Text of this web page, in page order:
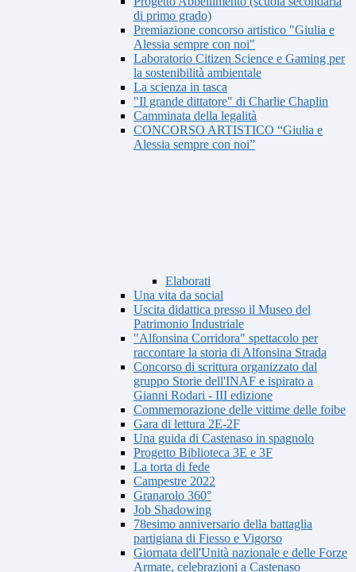
di primo grado)
Premiazione concorso artistico "Giulia e
Alessia sempre con noi"
Laboratorio Citizen Science e Gaming per
la sostenibilità ambientale
La scienza in tasca
"Il grande dittatore" di Charlie Chaplin
Camminata della legalità
CONCORSO ARTISTICO “Giulia e
Alessia sempre con noi”
Elaborati
Una vita da social
Uscita didattica presso il Museo del
Patrimonio Industriale
"Alfonsina Corridora" spettacolo per
raccontare la storia di Alfonsina Strada
Concorso di scrittura organizzato dal
gruppo Storie dell'INAF e ispirato a
Gianni Rodari - III edizione
Commemorazione delle vittime delle foibe
Gara di lettura 2E-2F
Una guida di Castenaso in spagnolo
Progetto Biblioteca 3E e 3F
La torta di fede
Campestre 2022
Granarolo 360°
Job Shadowing
78esimo anniversario della battaglia
partigiana di Fiesso e Vigorso
Giornata dell'Unità nazionale e delle Forze
Armate, celebrazioni a Castenaso